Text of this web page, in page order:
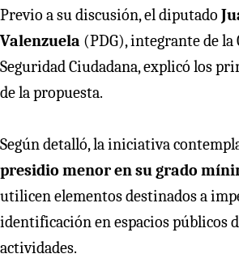
Previo a su discusión, el diputado
Valenzuela (PDG), integrante de la
Seguridad Ciudadana, explicó los
de la propuesta.
Según detalló, la iniciativa
presidio menor en su grado
utilicen elementos destinados a
identificación en espacios públicos
actividades.